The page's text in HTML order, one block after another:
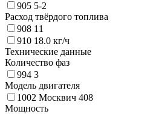
905 5-2
Расход твёрдого топлива
908 11
910 18.0 кг/ч
Технические данные
Количество фаз
994 3
Модель двигателя
1002 Москвич 408
Мощность